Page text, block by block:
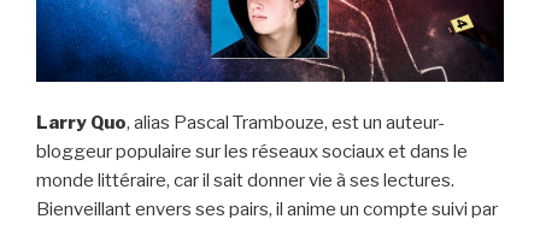
Larry Quo, alias Pascal Trambouze, est un auteur-
bloggeur populaire sur les réseaux sociaux et dans le
monde littéraire, car il sait donner vie à ses lectures.
Bienveillant envers ses pairs, il anime un compte suivi par